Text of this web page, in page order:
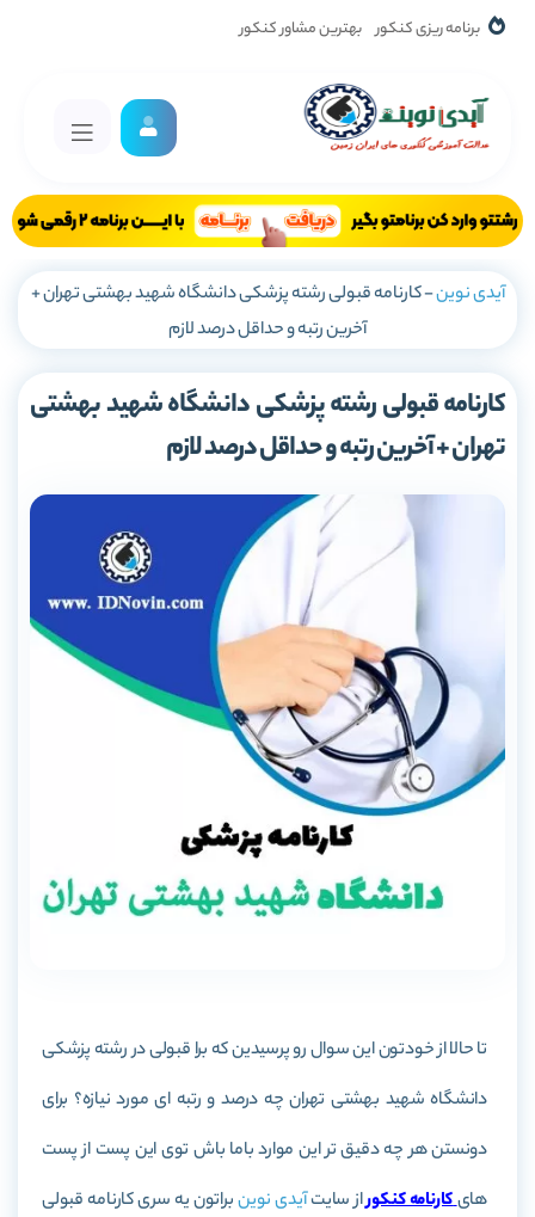
برنامه ریزی کنکور بهترین مشاور کنکور
آیدی نوین-کارنامه قبولی رشته پزشکی دانشگاه شهید بهشتی تهران +
آخرین رتبه و حداقل درصد لازم
کارنامه قبولی رشته پزشکی دانشگاه شهید بهشتی
تهران + آخرین رتبه و حداقل درصد لازم
تا حالا از خودتون این سوال رو پرسیدین که برا قبولی در رشته پزشکی
دانشگاه شهید بهشتی تهران چه درصد و رتبه ای مورد نیازه؟ برای
دونستن هر چه دقیق تر این موارد باما باش توی این پست از پست
هایکارنامه کنکوراز سایتآیدی نوینبراتون یه سری کارنامه قبولی